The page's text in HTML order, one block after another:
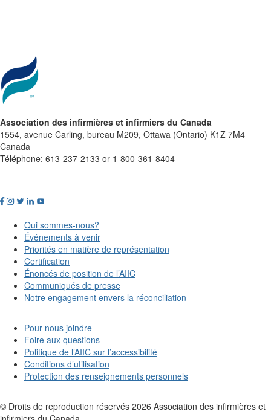
Association des infirmières et infirmiers du Canada
1554, avenue Carling, bureau M209, Ottawa (Ontario) K1Z 7M4
Canada
Téléphone: 613-237-2133 or 1-800-361-8404
Qui sommes-nous?
Événements à venir
Priorités en matière de représentation
Certification
Énoncés de position de l’AIIC
Communiqués de presse
Notre engagement envers la réconciliation
Pour nous joindre
Foire aux questions
Politique de l’AIIC sur l’accessibilité
Conditions d’utilisation
Protection des renseignements personnels
© Droits de reproduction réservés 2026 Association des infirmières et